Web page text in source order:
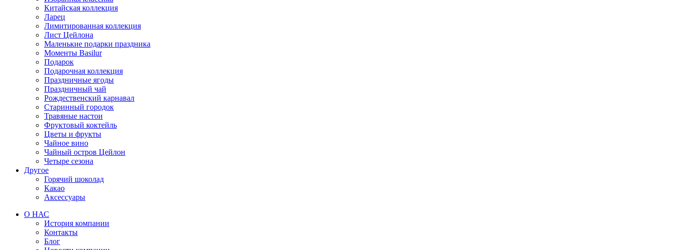
Китайская коллекция
Ларец
Лимитированная коллекция
Лист Цейлона
Маленькие подарки праздника
Моменты Basilur
Подарок
Подарочная коллекция
Праздничные ягоды
Праздничный чай
Рождественский карнавал
Старинный городок
Травяные настои
Фруктовый коктейль
Цветы и фрукты
Чайное вино
Чайный остров Цейлон
Четыре сезона
Другое
Горячий шоколад
Какао
Аксессуары
О НАС
История компании
Контакты
Блог